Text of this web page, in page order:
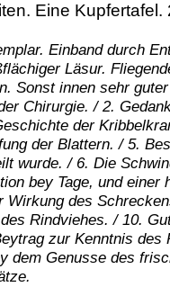
Eine
Einband durch
Läsur.
Sonst innen sehr
Chirurgie. / 2.
der
der Blattern. / 5.
wurde. / 6. Die
bey Tage, und einer
Wirkung des
Rindviehes. / 10.
zur Kenntnis
dem Genusse des